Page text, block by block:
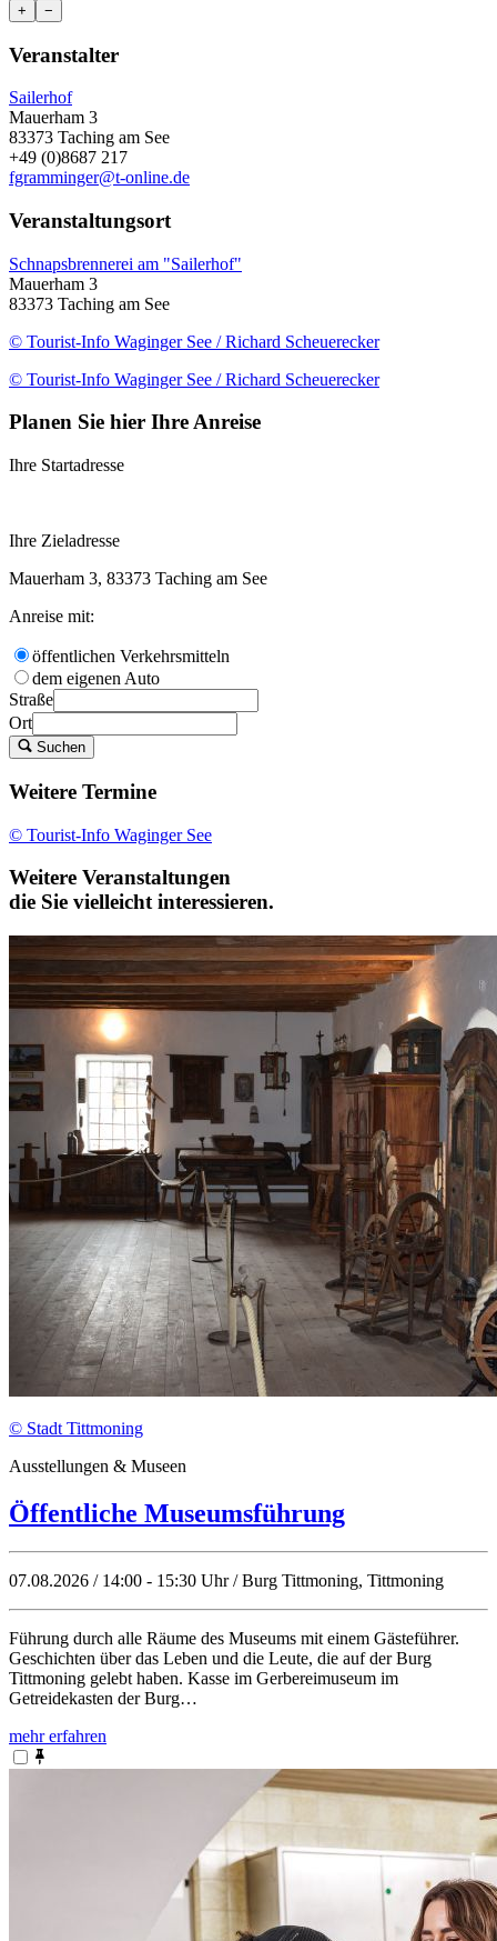
+ −
Veranstalter
Sailerhof
Mauerham 3
83373 Taching am See
+49 (0)8687 217
fgramminger@t-online.de
Veranstaltungsort
Schnapsbrennerei am "Sailerhof"
Mauerham 3
83373 Taching am See
© Tourist-Info Waginger See / Richard Scheuerecker
© Tourist-Info Waginger See / Richard Scheuerecker
Planen Sie hier Ihre Anreise
Ihre Startadresse
Ihre Zieladresse
Mauerham 3, 83373 Taching am See
Anreise mit:
öffentlichen Verkehrsmitteln
dem eigenen Auto
Straße
Ort
Suchen
Weitere Termine
© Tourist-Info Waginger See
Weitere Veranstaltungen
die Sie vielleicht interessieren.
© Stadt Tittmoning
Ausstellungen & Museen
Öffentliche Museumsführung
07.08.2026 / 14:00 - 15:30 Uhr / Burg Tittmoning, Tittmoning
Führung durch alle Räume des Museums mit einem Gästeführer.
Geschichten über das Leben und die Leute, die auf der Burg
Tittmoning gelebt haben. Kasse im Gerbereimuseum im
Getreidekasten der Burg…
mehr erfahren